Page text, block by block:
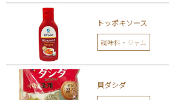
トッポキソース
調味料・ジャム
貝ダシダ